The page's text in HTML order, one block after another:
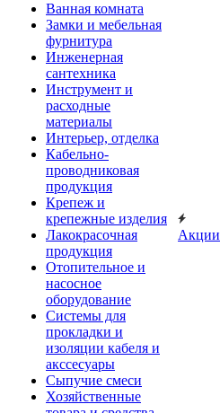
Ванная комната
Замки и мебельная
фурнитура
Инженерная
сантехника
Инструмент и
расходные
материалы
Интерьер, отделка
Кабельно-
проводниковая
продукция
Крепеж и
крепежные изделия
Лакокрасочная
продукция
Отопительное и
насосное
оборудование
Системы для
прокладки и
изоляции кабеля и
акссесуары
Сыпучие смеси
Хозяйственные
Акции